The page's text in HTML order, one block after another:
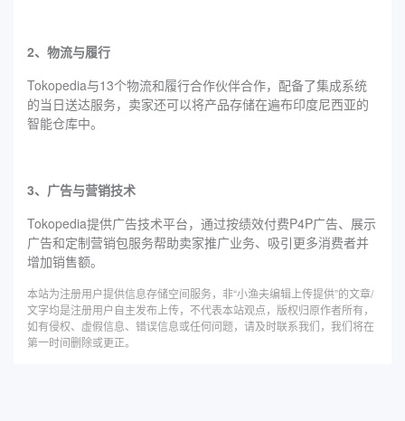
2、物流与履行
Tokopedia与13个物流和履行合作伙伴合作，配备了集成系统
的当日送达服务，卖家还可以将产品存储在遍布印度尼西亚的
智能仓库中。
3、广告与营销技术
Tokopedia提供广告技术平台，通过按绩效付费P4P广告、展示
广告和定制营销包服务帮助卖家推广业务、吸引更多消费者并
增加销售额。
本站为注册用户提供信息存储空间服务，非“小渔夫编辑上传提供”的文章/
文字均是注册用户自主发布上传，不代表本站观点，版权归原作者所有，
如有侵权、虚假信息、错误信息或任何问题，请及时联系我们，我们将在
第一时间删除或更正。